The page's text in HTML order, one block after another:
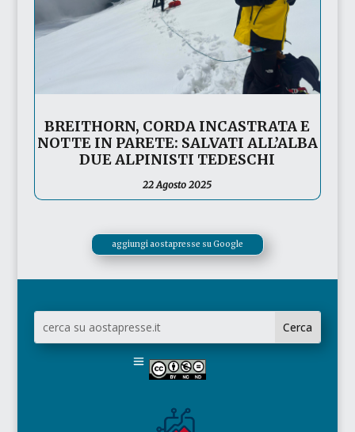
BREITHORN, CORDA INCASTRATA E
NOTTE IN PARETE: SALVATI ALL’ALBA
DUE ALPINISTI TEDESCHI
22 Agosto 2025
aggiungi aostapresse su Google